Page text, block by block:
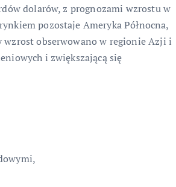
dolarów, z prognozami wzrostu w
pozostaje Ameryka Północna,
wzrost obserwowano w regionie Azji i
i zwiększającą się